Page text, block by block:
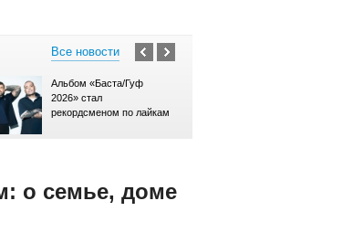
Все новости
Альбом «Баста/Гуф
2026» стал
рекордсменом по лайкам
о семье, доме